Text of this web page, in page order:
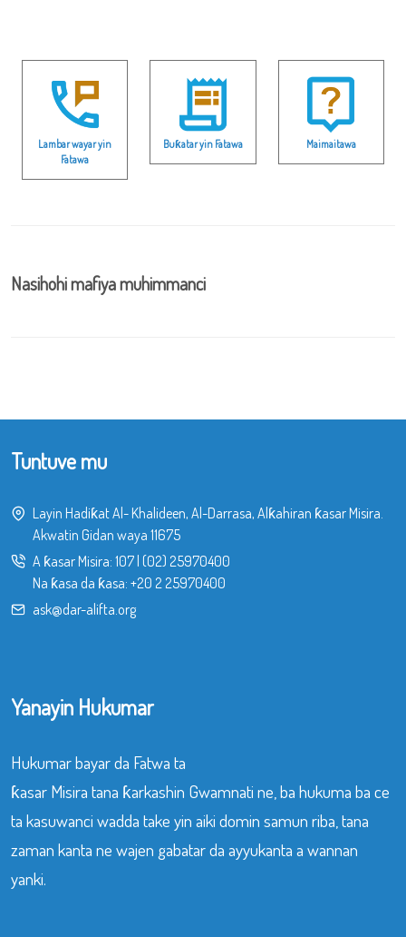
Lambar wayar yin
Fatawa
Buƙatar yin Fatawa Maimaitawa
Nasihohi mafiya muhimmanci
Tuntuve mu
Layin Hadiƙat Al- Khalideen, Al-Darrasa, Alƙahiran ƙasar Misira.
Akwatin Gidan waya 11675
A ƙasar Misira: 107| (02) 25970400
Na ƙasa da ƙasa: +20 2 25970400
ask@dar-alifta.org
Yanayin Hukumar
Hukumar bayar da Fatwa ta
ƙasar Misira tana ƙarkashin Gwamnati ne, ba hukuma ba ce
ta kasuwanci wadda take yin aiki domin samun riba, tana
zaman kanta ne wajen gabatar da ayyukanta a wannan
yanki.